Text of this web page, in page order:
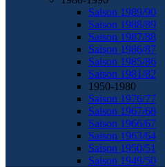
Saison 1989/90
Saison 1988/89
Saison 1987/88
Saison 1986/87
Saison 1985/86
Saison 1981/82
1950-1980
Saison 1976/77
Saison 1967/68
Saison 1966/67
Saison 1963/64
Saison 1950/51
Saison 1949/50